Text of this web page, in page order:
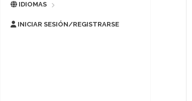
IDIOMAS
INICIAR SESIÓN/REGISTRARSE